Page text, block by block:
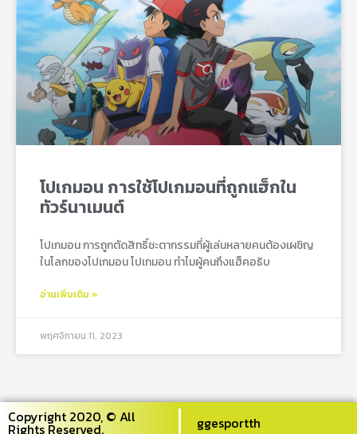
โปเกมอน การใช้โปเกมอนที่ถูกแฮ็กใน
ทัวร์นาเมนต์
โปเกมอน การถูกตัดสิทธิ์ชะตากรรมที่ผู้เล่นหลายคนต้องเผชิญ
ในโลกของโปเกมอน โปเกมอน ทำไมผู้คนถึงแฮ็คอธิบ
อ่านเพิ่มเติม »
พฤศจิกายน 11, 2023
Copyright 2020, © All
Rights Reserved. ggesportth